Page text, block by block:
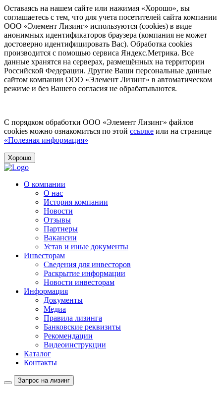
Оставаясь на нашем сайте или нажимая «Хорошо», вы
соглашаетесь с тем, что для учета посетителей сайта компании
ООО «Элемент Лизинг» используются (cookies) в виде
анонимных идентификаторов браузера (компания не может
достоверно идентифицировать Вас). Обработка cookies
производится с помощью сервиса Яндекс.Метрика. Все
данные хранятся на серверах, размещённых на территории
Российской Федерации. Другие Ваши персональные данные
сайтом компании ООО «Элемент Лизинг» в автоматическом
режиме и без Вашего согласия не обрабатываются.
С порядком обработки ООО «Элемент Лизинг» файлов
cookies можно ознакомиться по этой ссылке или на странице
«Полезная информация»
Хорошо
О компании
О нас
История компании
Новости
Отзывы
Партнеры
Вакансии
Устав и иные документы
Инвесторам
Сведения для инвесторов
Раскрытие информации
Новости инвесторам
Информация
Документы
Медиа
Правила лизинга
Банковские реквизиты
Рекомендации
Видеоинструкции
Каталог
Контакты
Запрос на лизинг